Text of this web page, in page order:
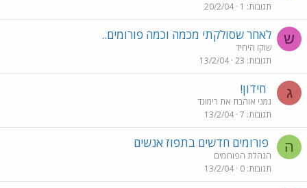
תגובות 1
20/2/04
ש לאחר שסולקתי מכמה וכמה פורומים..
שוקו היחיד
תגובות 23
13/2/04
ג חידון!
גמני אוהבת את רימונד
תגובות 7
13/2/04
ה פורומים חדשים בתפוז אנשים
הנהלת הפורומים
תגובות 0
13/2/04